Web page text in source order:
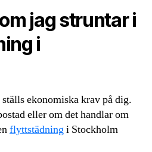
jag struntar i
i
ekonomiska krav på dig.
eller om det handlar om
flyttstädningi Stockholm